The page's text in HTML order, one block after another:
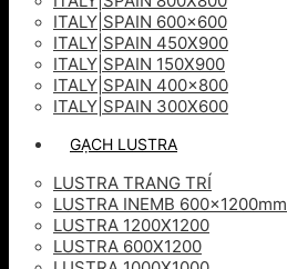
ITALY|SPAIN 600×600
ITALY|SPAIN 450X900
ITALY|SPAIN 150X900
ITALY|SPAIN 400×800
ITALY|SPAIN 300X600
GẠCH LUSTRA
LUSTRA TRANG TRÍ
LUSTRA INEMB 600x1200mm
LUSTRA 1200X1200
LUSTRA 600X1200